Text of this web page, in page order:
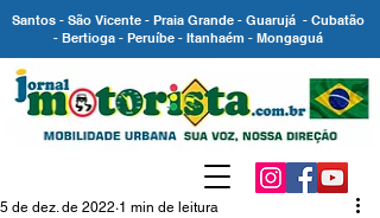
Santos - São Vicente - Praia Grande - Guarujá - Cubatão
- Bertioga - Peruíbe - Itanhaém - Mongaguá
5 de dez. de 2022 1 min de leitura